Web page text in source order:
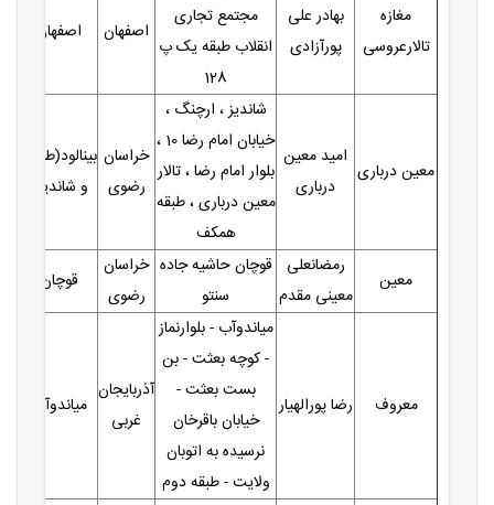
مغازه
تالارعروسی
بهادر علی
پورآزادی
مجتمع تجاری
انقلاب طبقه یک پ
128
اصفهان اصفهان
معین درباری
امید معین
درباری
شاندیز ، ارچنگ ،
خیابان امام رضا 10 ،
بلوار امام رضا ، تالار
معین درباری ، طبقه
همکف
خراسان
رضوی
بینالود(طرقبه
و شاندیز)
معین
رمضانعلی
معینی مقدم
قوچان حاشیه جاده
سنتو
خراسان
رضوی
قوچان
معروف رضا پورالهیار
میاندوآب - بلوارنماز
- کوچه بعثت - بن
بست بعثت -
خیابان باقرخان
نرسیده به اتوبان
ولایت - طبقه دوم
آذربایجان
غربی
میاندوآب